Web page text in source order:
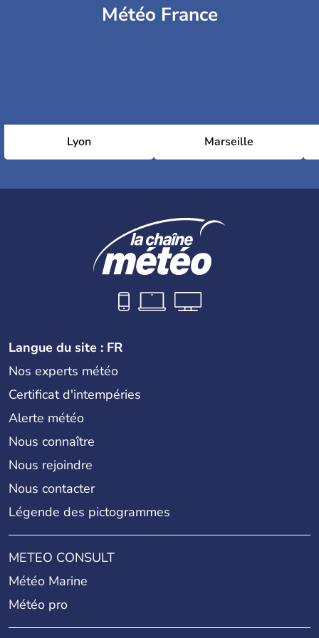
Météo France
Lyon Marseille
Langue du site : FR
Nos experts météo
Certificat d'intempéries
Alerte météo
Nous connaître
Nous rejoindre
Nous contacter
Légende des pictogrammes
METEO CONSULT
Météo Marine
Météo pro